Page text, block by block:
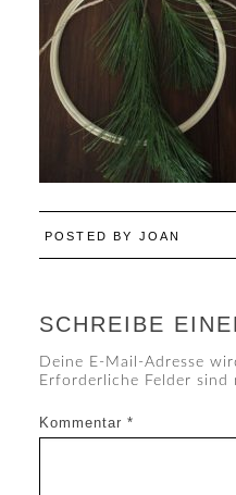
POSTED BY JOAN
SCHREIBE
Deine E-Mail-Adresse
Erforderliche Felder sind
Kommentar *